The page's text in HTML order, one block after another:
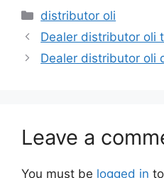
distributor oli
Dealer distributor oli
Dealer distributor oli
Leave a
You must be logged in